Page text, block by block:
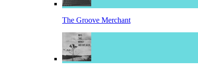
The Groove Merchant